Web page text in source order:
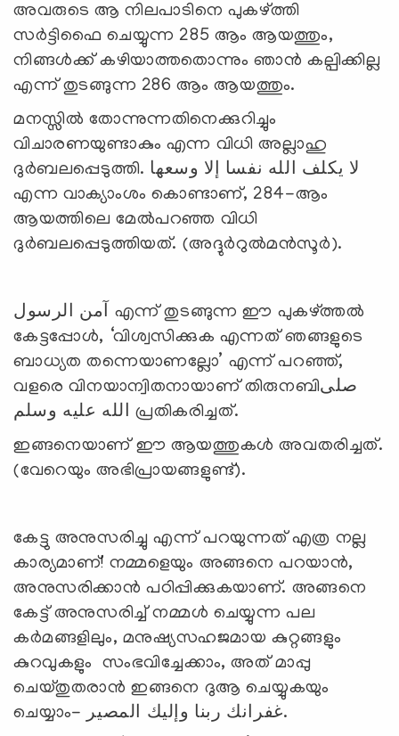
അവരുടെ ആ നിലപാടിനെ പുകഴ്ത്തി
സര്‍ട്ടിഫൈ ചെയ്യുന്ന 285 ആം ആയത്തും,
നിങ്ങള്‍ക്ക് കഴിയാത്തതൊന്നും ഞാന്‍ കല്പിക്കില്ല
എന്ന് തുടങ്ങുന്ന 286 ആം ആയത്തും.
മനസ്സില്‍ തോന്നുന്നതിനെക്കുറിച്ചും
വിചാരണയുണ്ടാകും എന്ന വിധി അല്ലാഹു
ദുര്‍ബലപ്പെടുത്തി. لا يكلف الله نفسا إلا وسعها
എന്ന വാക്യാംശം കൊണ്ടാണ്, 284-ആം
ആയത്തിലെ മേല്‍പറഞ്ഞ വിധി
ദുര്‍ബലപ്പെടുത്തിയത്. (അദ്ദുര്‍റുല്‍മന്‍സൂര്‍).
آمن الرسول എന്ന് തുടങ്ങുന്ന ഈ പുകഴ്ത്തല്‍
കേട്ടപ്പോള്‍, ‘വിശ്വസിക്കുക എന്നത് ഞങ്ങളുടെ
ബാധ്യത തന്നെയാണല്ലോ’ എന്ന് പറഞ്ഞ്,
വളരെ വിനയാന്വിതനായാണ് തിരുനബിصلى
الله عليه وسلم പ്രതികരിച്ചത്.
ഇങ്ങനെയാണ് ഈ ആയത്തുകള്‍ അവതരിച്ചത്.
(വേറെയും അഭിപ്രായങ്ങളുണ്ട്).
കേട്ടു അനുസരിച്ചു എന്ന് പറയുന്നത് എത്ര നല്ല
കാര്യമാണ്! നമ്മളെയും അങ്ങനെ പറയാന്‍,
അനുസരിക്കാന്‍ പഠിപ്പിക്കുകയാണ്. അങ്ങനെ
കേട്ട് അനുസരിച്ച് നമ്മള്‍ ചെയ്യുന്ന പല
കര്‍മങ്ങളിലും, മനുഷ്യസഹജമായ കുറ്റങ്ങളും
കുറവുകളും സംഭവിച്ചേക്കാം, അത് മാപ്പു
ചെയ്തുതരാന്‍ ഇങ്ങനെ ദുആ ചെയ്യുകയും
ചെയ്യാം- غفرانك ربنا وإليك المصير.